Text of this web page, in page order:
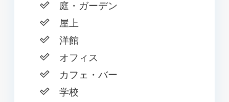
庭・ガーデン
屋上
洋館
オフィス
カフェ・バー
学校